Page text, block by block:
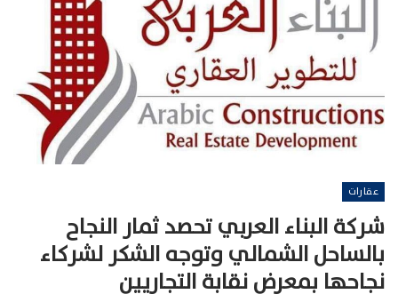
عقارات
شركة البناء العربي تحصد ثمار النجاح
بالساحل الشمالي وتوجه الشكر لشركاء
نجاحها بمعرض نقابة التجاريين